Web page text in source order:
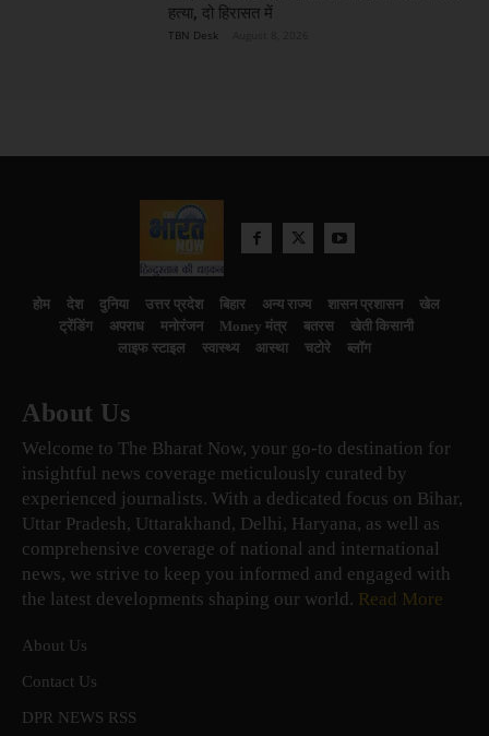
हत्या, दो हिरासत में
TBN Desk
होम देश दुनिया उत्तर प्रदेश बिहार अन्य राज्य शासन प्रशासन
खेल
ट्रेंडिंग
अपराध मनोरंजन Money मंत्र बतरस
खेती किसानी
लाइफ स्टाइल
स्वास्थ्य आस्था चटोरे ब्लॉग
About Us
Welcome to The Bharat Now, your go-to destination for
insightful news coverage meticulously curated by
experienced journalists. With a dedicated focus on Bihar,
Uttar Pradesh, Uttarakhand, Delhi, Haryana, as well as
comprehensive coverage of national and international
news, we strive to keep you informed and engaged with
the latest developments shaping our world. Read More
About Us
Contact Us
DPR NEWS RSS